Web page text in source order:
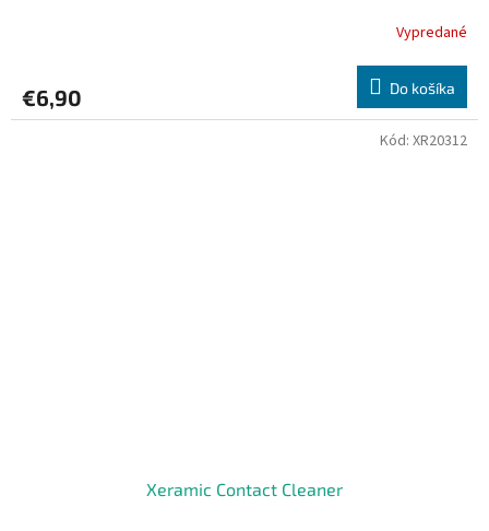
Vypredané
€6,90 Do košíka
Xeramic Contact Cleaner
Kód: XR20312